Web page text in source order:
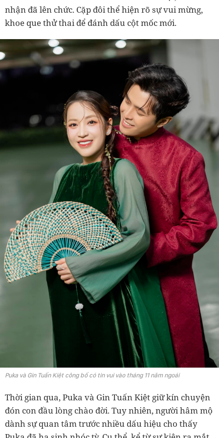
nhận đã lên chức. Cặp đôi thể hiện rõ sự vui mừng,
khoe que thử thai để đánh dấu cột mốc mới.
Puka và Gin Tuấn Kiệt công bố có tin vui vào tháng 11 năm ngoái
Thời gian qua, Puka và Gin Tuấn Kiệt giữ kín chuyện
đón con đầu lòng chào đời. Tuy nhiên, người hâm mộ
dành sự quan tâm trước nhiều dấu hiệu cho thấy